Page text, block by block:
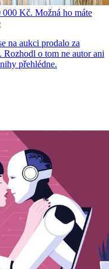
000 Kč. Možná ho máte
na aukci prodalo za
o tom ne autor ani
přehlédne.